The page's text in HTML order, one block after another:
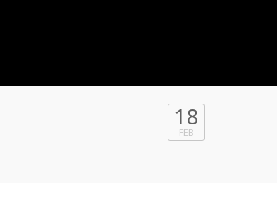
18
FEB